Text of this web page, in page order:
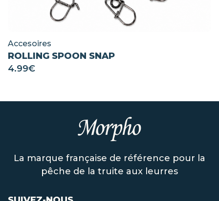
Accesoires
ROLLING SPOON SNAP
4.99€
La marque française de référence pour la
pêche de la truite aux leurres